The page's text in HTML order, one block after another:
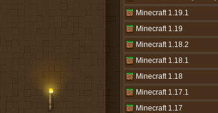
Minecraft 1.19.1
Minecraft 1.19
Minecraft 1.18.2
Minecraft 1.18.1
Minecraft 1.18
Minecraft 1.17.1
Minecraft 1.17